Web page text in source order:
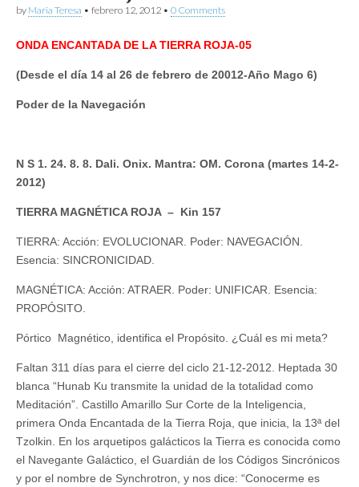
by Maria Teresa • febrero 12, 2012 • 0 Comments
ONDA ENCANTADA DE LA TIERRA ROJA-05
(Desde el día 14 al 26 de febrero de 20012-Año Mago 6)
Poder de la Navegación
N S 1. 24. 8. 8. Dali. Onix. Mantra: OM. Corona (martes 14-2-
2012)
TIERRA MAGNÉTICA ROJA – Kin 157
TIERRA: Acción: EVOLUCIONAR. Poder: NAVEGACIÓN.
Esencia: SINCRONICIDAD.
MAGNÉTICA: Acción: ATRAER. Poder: UNIFICAR. Esencia:
PROPÓSITO.
Pórtico Magnético, identifica el Propósito. ¿Cuál es mi meta?
Faltan 311 días para el cierre del ciclo 21-12-2012. Heptada 30
blanca “Hunab Ku transmite la unidad de la totalidad como
Meditación”. Castillo Amarillo Sur Corte de la Inteligencia,
primera Onda Encantada de la Tierra Roja, que inicia, la 13ª del
Tzolkin. En los arquetipos galácticos la Tierra es conocida como
el Navegante Galáctico, el Guardián de los Códigos Sincrónicos
y por el nombre de Synchrotron, y nos dice: “Conocerme es